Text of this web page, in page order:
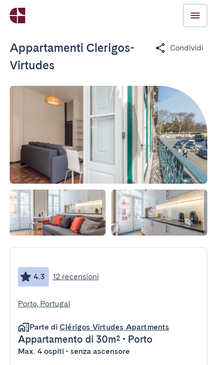
Appartamenti Clerigos-
Virtudes
Condividi
4.3 12 recensioni
Porto, Portugal
Parte di Clérigos Virtudes Apartments
Appartamento di 30m² • Porto
Max. 4 ospiti • senza ascensore